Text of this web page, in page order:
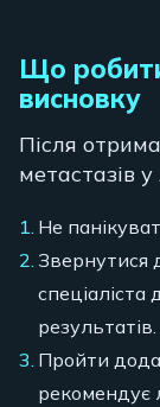
Що
висновку
Після
метастазів
Не
Звернутися
результатів.
Пройти
рекомендує